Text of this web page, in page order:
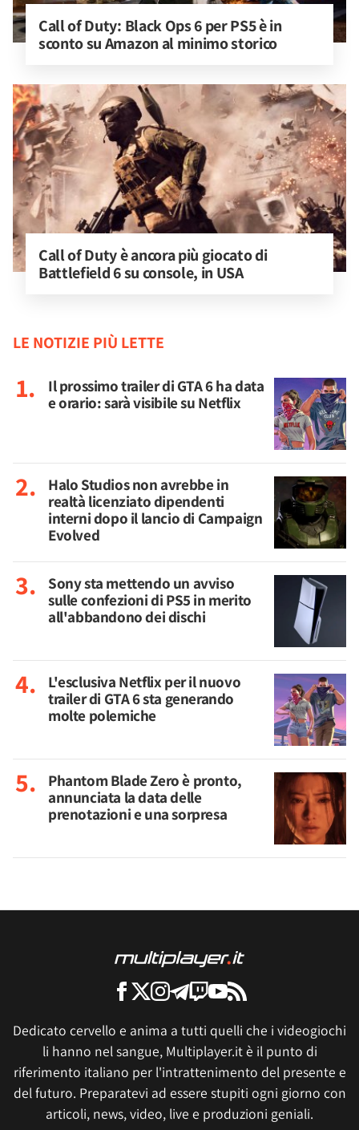
Call of Duty: Black Ops 6 per PS5 è in
sconto su Amazon al minimo storico
Call of Duty è ancora più giocato di
Battlefield 6 su console, in USA
LE NOTIZIE PIÙ LETTE
Il prossimo trailer di GTA 6 ha data
e orario: sarà visibile su Netflix
Halo Studios non avrebbe in
realtà licenziato dipendenti
interni dopo il lancio di Campaign
Evolved
Sony sta mettendo un avviso
sulle confezioni di PS5 in merito
all'abbandono dei dischi
L'esclusiva Netflix per il nuovo
trailer di GTA 6 sta generando
molte polemiche
Phantom Blade Zero è pronto,
annunciata la data delle
prenotazioni e una sorpresa
Dedicato cervello e anima a tutti quelli che i videogiochi
li hanno nel sangue, Multiplayer.it è il punto di
riferimento italiano per l'intrattenimento del presente e
del futuro. Preparatevi ad essere stupiti ogni giorno con
articoli, news, video, live e produzioni geniali.